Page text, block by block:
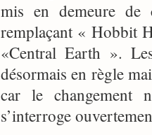
mis en demeure de
remplaçant « Hobbit
«Central Earth ».
désormais en règle
car le changement
s’interroge